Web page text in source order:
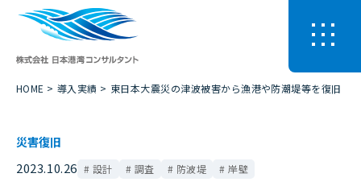
HOME 導入実績 東日本大震災の津波被害から漁港や防潮堤等を復旧
災害復旧
2023.10.26 設計 調査 防波堤 岸壁